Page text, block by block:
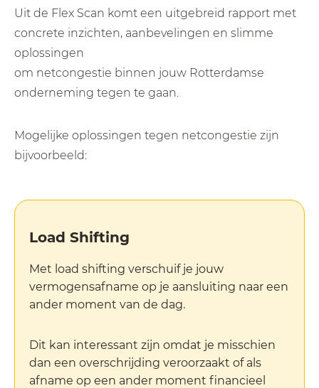
Uit de Flex Scan komt een uitgebreid rapport met
concrete inzichten, aanbevelingen en slimme
oplossingen
om netcongestie binnen jouw Rotterdamse
onderneming tegen te gaan.
Mogelijke oplossingen tegen netcongestie zijn
bijvoorbeeld:
Load Shifting
Met load shifting verschuif je jouw
vermogensafname op je aansluiting naar een
ander moment van de dag.
Dit kan interessant zijn omdat je misschien
dan een overschrijding veroorzaakt of als
afname op een ander moment financieel